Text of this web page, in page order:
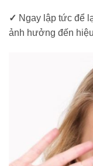
✓ Ngay lập tức để
ảnh hưởng đến